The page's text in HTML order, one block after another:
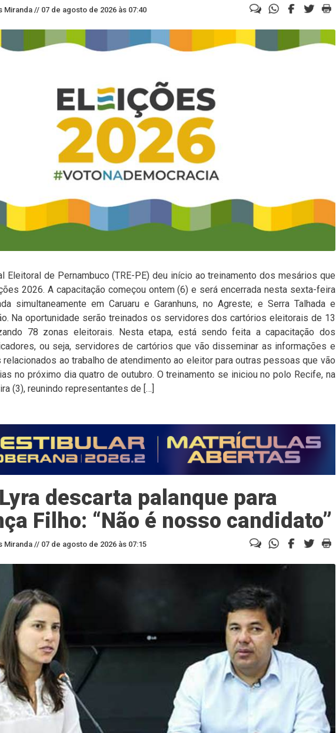
Miranda // 07 de agosto de 2026 às 07:40
Eleitoral de Pernambuco (TRE-PE) deu início ao treinamento dos mesários que
2026. A capacitação começou ontem (6) e será encerrada nesta sexta-feira
simultaneamente em Caruaru e Garanhuns, no Agreste; e Serra Talhada e
Na oportunidade serão treinados os servidores dos cartórios eleitorais de 13
78 zonas eleitorais. Nesta etapa, está sendo feita a capacitação dos
ou seja, servidores de cartórios que vão disseminar as informações e
ao trabalho de atendimento ao eleitor para outras pessoas que vão
no próximo dia quatro de outubro. O treinamento se iniciou no polo Recife, na
(3), reunindo representantes de […]
descarta palanque para
Filho: “Não é nosso candidato”
Miranda // 07 de agosto de 2026 às 07:15